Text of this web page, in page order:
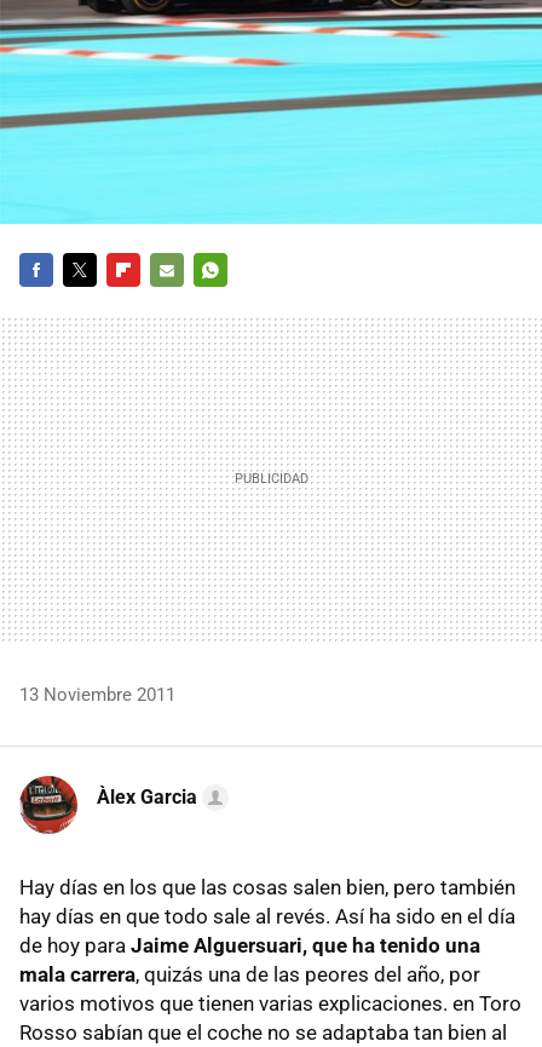
MAIL
13 Noviembre 2011
Àlex Garcia
Hay días en los que las cosas salen bien, pero también
hay días en que todo sale al revés. Así ha sido en el día
de hoy para Jaime Alguersuari, que ha tenido una
mala carrera, quizás una de las peores del año, por
varios motivos que tienen varias explicaciones. en Toro
Rosso sabían que el coche no se adaptaba tan bien al